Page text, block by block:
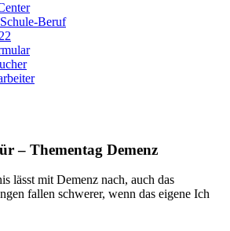
Beruf
– Thementag Demenz
lässt mit Demenz nach, auch das
fallen schwerer, wenn das eigene Ich